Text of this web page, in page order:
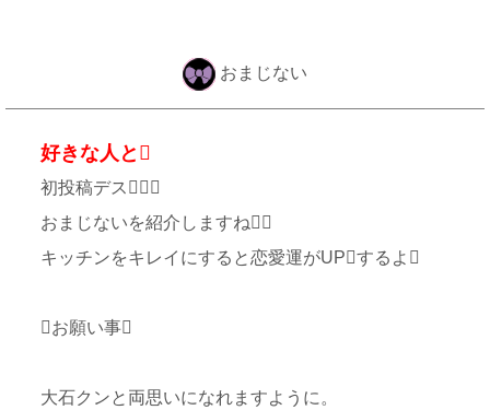
おまじない
好きな人と
初投稿デス
おまじないを紹介しますね
キッチンをキレイにすると恋愛運がUPするよ
お願い事
大石クンと両思いになれますように。